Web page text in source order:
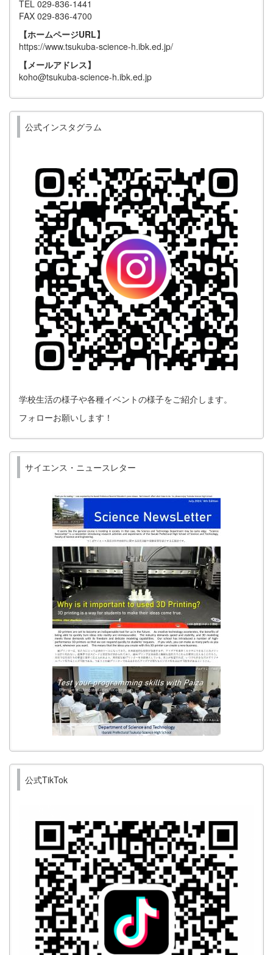
TEL 029-836-1441
FAX 029-836-4700
【ホームページURL】
https://www.tsukuba-science-h.ibk.ed.jp/
【メールアドレス】
koho@tsukuba-science-h.ibk.ed.jp
公式インスタグラム
学校生活の様子や各種イベントの様子をご紹介します。
フォローお願いします！
サイエンス・ニュースレター
公式TikTok